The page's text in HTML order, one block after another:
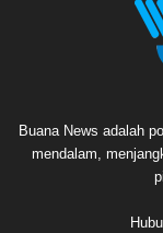
Buana News adalah
mendalam,